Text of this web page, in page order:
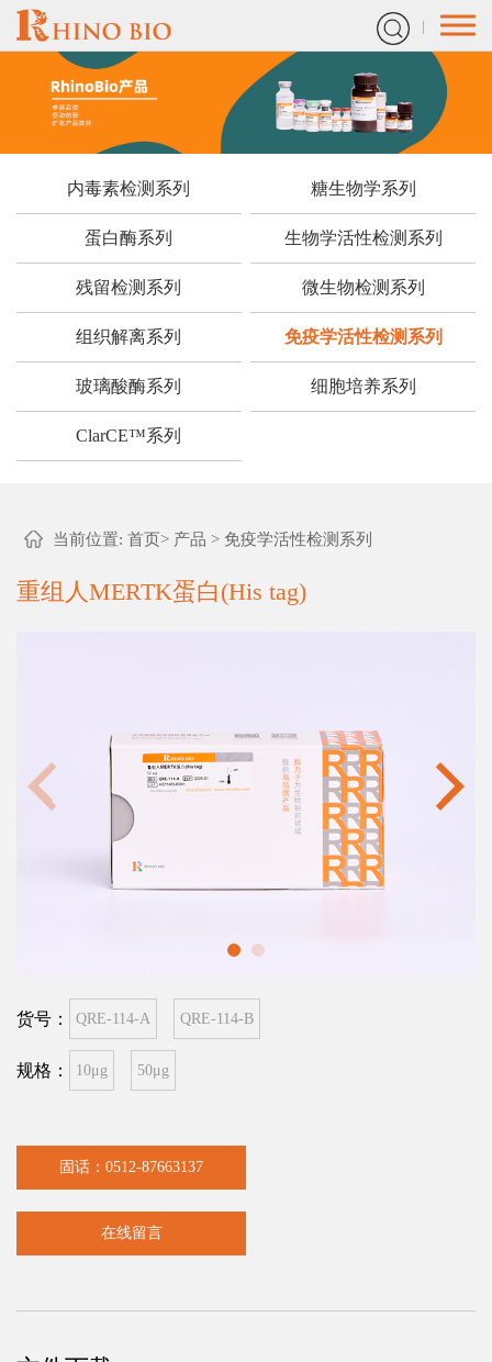
内毒素检测系列 糖生物学系列
蛋白酶系列 生物学活性检测系列
残留检测系列 微生物检测系列
组织解离系列 免疫学活性检测系列
玻璃酸酶系列 细胞培养系列
ClarCE™系列
当前位置: 首页> 产品 > 免疫学活性检测系列
重组人MERTK蛋白(His tag)
货号： QRE-114-A QRE-114-B
规格： 10μg 50μg
固话：0512-87663137
在线留言